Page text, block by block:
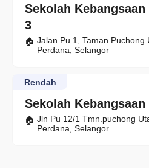
Sekolah
3
Jalan Pu 1, Taman Puchong
Perdana, Selangor
Sekolah
Rendah
Jln Pu 12/1 Tmn.puchong
Perdana, Selangor